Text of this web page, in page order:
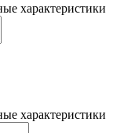
характеристики
характеристики